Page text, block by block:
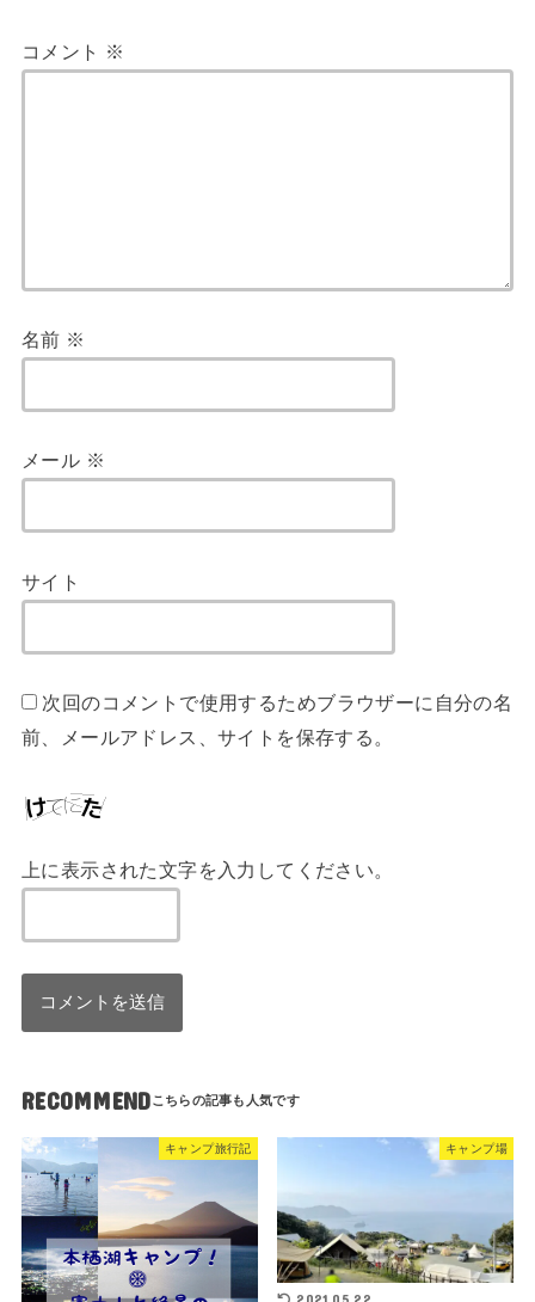
コメント ※
名前 ※
メール ※
サイト
次回のコメントで使用するためブラウザーに自分の名
前、メールアドレス、サイトを保存する。
上に表示された文字を入力してください。
RECOMMEND
キャンプ旅行記 キャンプ場